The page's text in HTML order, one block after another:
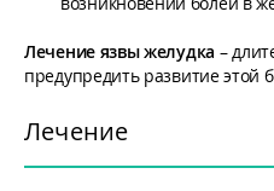
Лечение язвы желудка –
предупредить развитие этой
Лечение